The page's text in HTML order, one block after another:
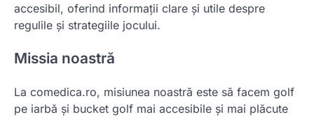
accesibil, oferind informații clare și utile despre
regulile și strategiile jocului.
Missia noastră
La comedica.ro, misiunea noastră este să facem golf
pe iarbă și bucket golf mai accesibile și mai plăcute